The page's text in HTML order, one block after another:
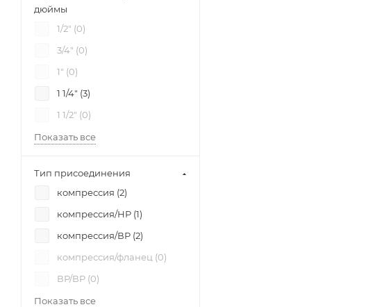
дюймы
1/2" (0)
3/4" (0)
1" (0)
1 1/4" (3)
1 1/2" (0)
Показать все
Тип присоединения
компрессия (2)
компрессия/НР (1)
компрессия/ВР (2)
компрессия/фланец (0)
ВР/ВР (0)
Показать все